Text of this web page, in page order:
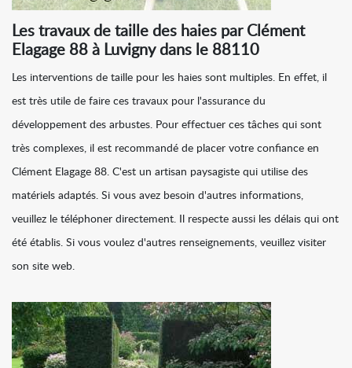
Les travaux de taille des haies par Clément
Elagage 88 à Luvigny dans le 88110
Les interventions de taille pour les haies sont multiples. En effet, il
est très utile de faire ces travaux pour l'assurance du
développement des arbustes. Pour effectuer ces tâches qui sont
très complexes, il est recommandé de placer votre confiance en
Clément Elagage 88. C'est un artisan paysagiste qui utilise des
matériels adaptés. Si vous avez besoin d'autres informations,
veuillez le téléphoner directement. Il respecte aussi les délais qui ont
été établis. Si vous voulez d'autres renseignements, veuillez visiter
son site web.